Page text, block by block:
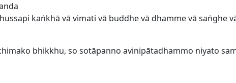
kaṅkhā vā vimati vā buddhe vā dhamme vā saṅghe
bhikkhu, so sotāpanno avinipātadhammo niyato